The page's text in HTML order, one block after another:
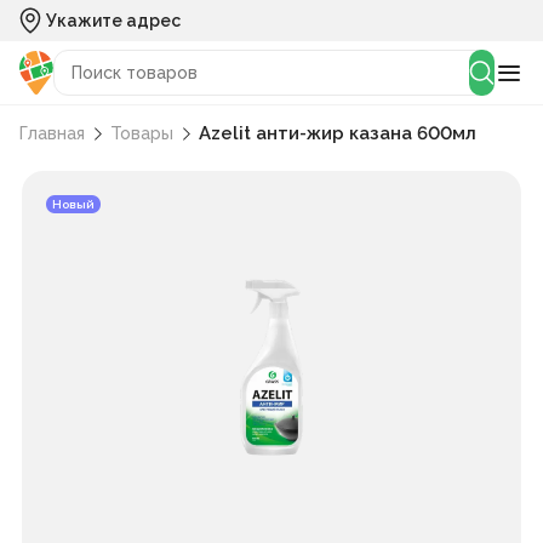
Укажите адрес
Главная Товары Azelit анти-жир казана 600мл
Новый